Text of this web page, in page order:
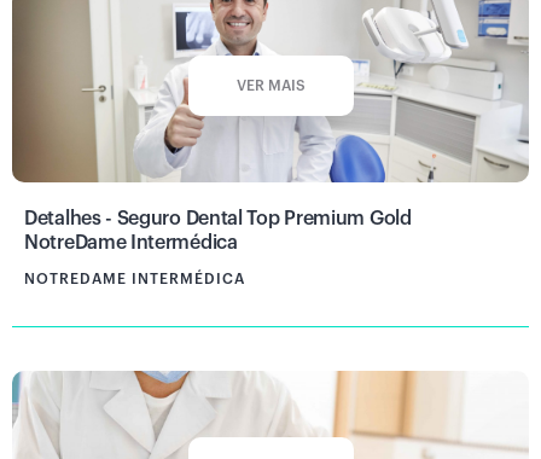
VER MAIS
Detalhes - Seguro Dental Top Premium Gold
NotreDame Intermédica
NOTREDAME INTERMÉDICA